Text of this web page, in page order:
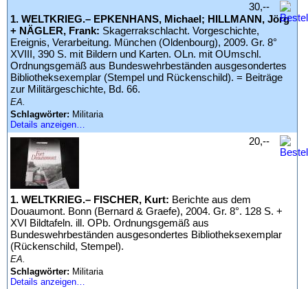
1. WELTKRIEG.– EPKENHANS, Michael; HILLMANN, Jörg
+ NÄGLER, Frank: Skagerrakschlacht. Vorgeschichte,
Ereignis, Verarbeitung. München (Oldenbourg), 2009. Gr. 8°
XVIII, 390 S. mit Bildern und Karten. OLn. mit OUmschl.
Ordnungsgemäß aus Bundeswehrbeständen ausgesondertes
Bibliotheksexemplar (Stempel und Rückenschild). = Beiträge
zur Militärgeschichte, Bd. 66.
EA.
Schlagwörter: Militaria
Details anzeigen…
30,--
1. WELTKRIEG.– FISCHER, Kurt: Berichte aus dem
Douaumont. Bonn (Bernard & Graefe), 2004. Gr. 8°. 128 S. +
XVI Bildtafeln. ill. OPb. Ordnungsgemäß aus
Bundeswehrbeständen ausgesondertes Bibliotheksexemplar
(Rückenschild, Stempel).
EA.
Schlagwörter: Militaria
Details anzeigen…
20,--